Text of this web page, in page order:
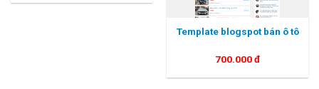
Template blogspot bán ô tô
700.000đ